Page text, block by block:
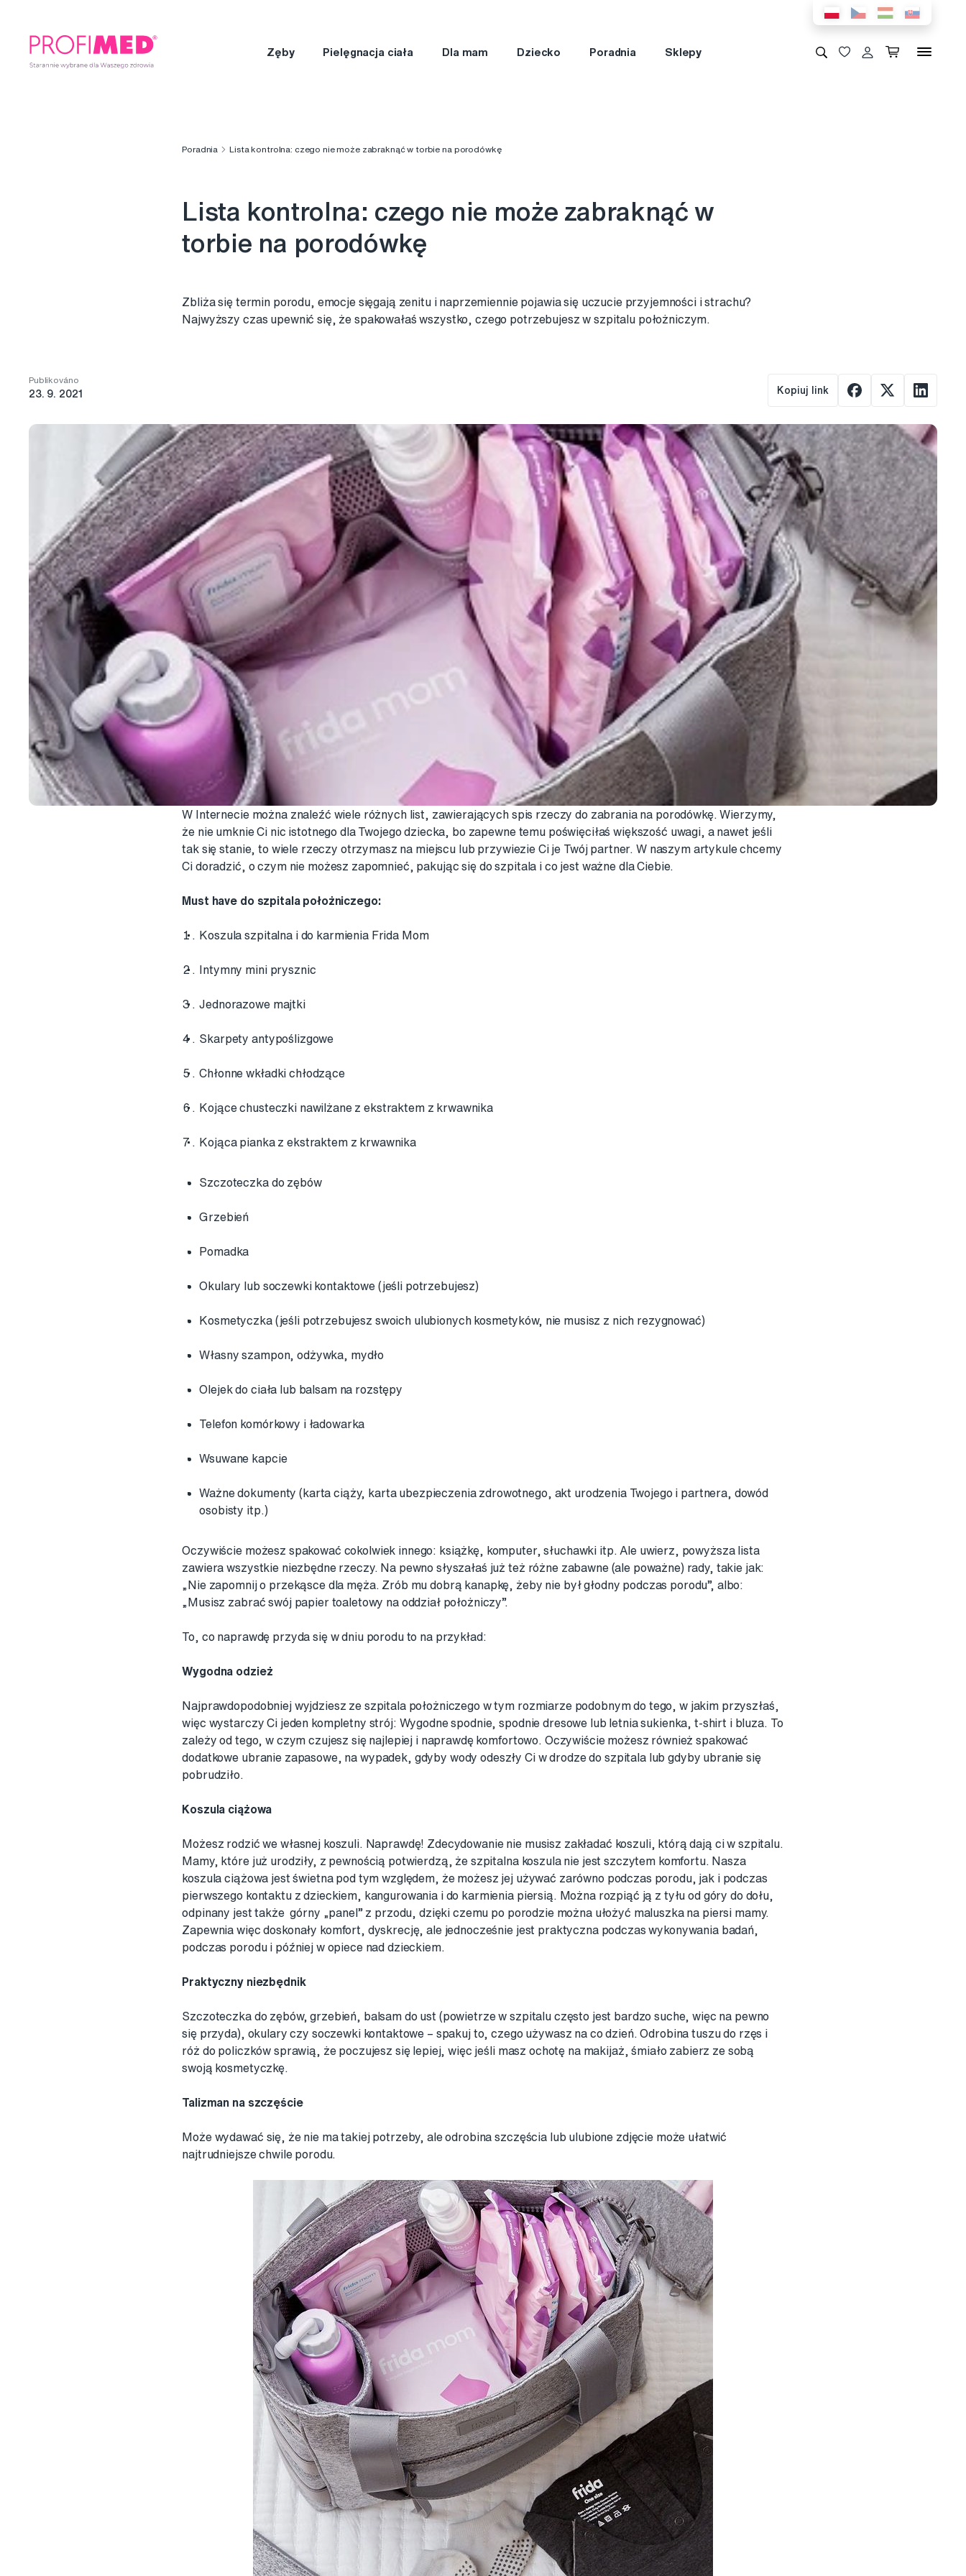
Zęby Pielęgnacja ciała Dla mam Dziecko Poradnia Sklepy
Poradnia Lista kontrolna: czego nie może zabraknąć w torbie na porodówkę
Lista kontrolna: czego nie może zabraknąć w
torbie na porodówkę
Zbliża się termin porodu, emocje sięgają zenitu i naprzemiennie pojawia się uczucie przyjemności i strachu?
Najwyższy czas upewnić się, że spakowałaś wszystko, czego potrzebujesz w szpitalu położniczym.
Publikováno
23. 9. 2021 Kopiuj link
W Internecie można znaleźć wiele różnych list, zawierających spis rzeczy do zabrania na porodówkę. Wierzymy,
że nie umknie Ci nic istotnego dla Twojego dziecka, bo zapewne temu poświęciłaś większość uwagi, a nawet jeśli
tak się stanie, to wiele rzeczy otrzymasz na miejscu lub przywiezie Ci je Twój partner. W naszym artykule chcemy
Ci doradzić, o czym nie możesz zapomnieć, pakując się do szpitala i co jest ważne dla Ciebie.
Must have do szpitala położniczego:
Koszula szpitalna i do karmienia Frida Mom
Intymny mini prysznic
Jednorazowe majtki
Skarpety antypoślizgowe
Chłonne wkładki chłodzące
Kojące chusteczki nawilżane z ekstraktem z krwawnika
Kojąca pianka z ekstraktem z krwawnika
Szczoteczka do zębów
Grzebień
Pomadka
Okulary lub soczewki kontaktowe (jeśli potrzebujesz)
Kosmetyczka (jeśli potrzebujesz swoich ulubionych kosmetyków, nie musisz z nich rezygnować)
Własny szampon, odżywka, mydło
Olejek do ciała lub balsam na rozstępy
Telefon komórkowy i ładowarka
Wsuwane kapcie
Ważne dokumenty (karta ciąży, karta ubezpieczenia zdrowotnego, akt urodzenia Twojego i partnera, dowód
osobisty itp.)
Oczywiście możesz spakować cokolwiek innego: książkę, komputer, słuchawki itp. Ale uwierz, powyższa lista
zawiera wszystkie niezbędne rzeczy. Na pewno słyszałaś już też różne zabawne (ale poważne) rady, takie jak:
„Nie zapomnij o przekąsce dla męża. Zrób mu dobrą kanapkę, żeby nie był głodny podczas porodu”, albo:
„Musisz zabrać swój papier toaletowy na oddział położniczy”.
To, co naprawdę przyda się w dniu porodu to na przykład:
Wygodna odzież
Najprawdopodobniej wyjdziesz ze szpitala położniczego w tym rozmiarze podobnym do tego, w jakim przyszłaś,
więc wystarczy Ci jeden kompletny strój: Wygodne spodnie, spodnie dresowe lub letnia sukienka, t-shirt i bluza. To
zależy od tego, w czym czujesz się najlepiej i naprawdę komfortowo. Oczywiście możesz również spakować
dodatkowe ubranie zapasowe, na wypadek, gdyby wody odeszły Ci w drodze do szpitala lub gdyby ubranie się
pobrudziło.
Koszula ciążowa
Możesz rodzić we własnej koszuli. Naprawdę! Zdecydowanie nie musisz zakładać koszuli, którą dają ci w szpitalu.
Mamy, które już urodziły, z pewnością potwierdzą, że szpitalna koszula nie jest szczytem komfortu. Nasza
koszula ciążowa jest świetna pod tym względem, że możesz jej używać zarówno podczas porodu, jak i podczas
pierwszego kontaktu z dzieckiem, kangurowania i do karmienia piersią. Można rozpiąć ją z tyłu od góry do dołu,
odpinany jest także górny „panel” z przodu, dzięki czemu po porodzie można ułożyć maluszka na piersi mamy.
Zapewnia więc doskonały komfort, dyskrecję, ale jednocześnie jest praktyczna podczas wykonywania badań,
podczas porodu i później w opiece nad dzieckiem.
Praktyczny niezbędnik
Szczoteczka do zębów, grzebień, balsam do ust (powietrze w szpitalu często jest bardzo suche, więc na pewno
się przyda), okulary czy soczewki kontaktowe – spakuj to, czego używasz na co dzień. Odrobina tuszu do rzęs i
róż do policzków sprawią, że poczujesz się lepiej, więc jeśli masz ochotę na makijaż, śmiało zabierz ze sobą
swoją kosmetyczkę.
Talizman na szczęście
Może wydawać się, że nie ma takiej potrzeby, ale odrobina szczęścia lub ulubione zdjęcie może ułatwić
najtrudniejsze chwile porodu.